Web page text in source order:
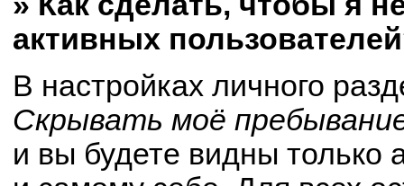
активных
В настройках личного
Скрывать моё
и вы будете видны только